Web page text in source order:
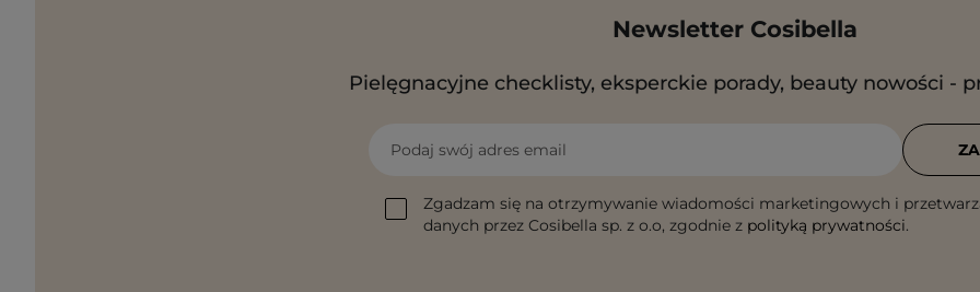
Newsletter Cosibella
Pielęgnacyjne checklisty, eksperckie porady, beauty nowości -
Podaj swój adres email
Zgadzam się na otrzymywanie wiadomości marketingowych i
danych przez Cosibella sp. z o.o, zgodnie z polityką prywatności.